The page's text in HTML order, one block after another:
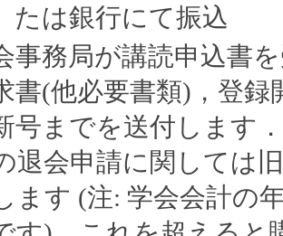
たは銀行にて振込
事務局が講読申込書
書(他必要書類)，登録
号までを送付します
退会申請に関しては
ます (注: 学会会計の